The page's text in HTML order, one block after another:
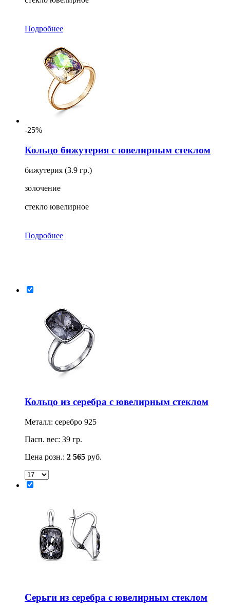
Подробнее
-25%
Кольцо бижутерия с ювелирным стеклом
бижутерия (3.9 гр.)
золочение
стекло ювелирное
Подробнее
Кольцо из серебра с ювелирным стеклом
Металл: серебро 925
Пасп. вес: 39 гр.
Цена розн.: 2 565 руб.
Серьги из серебра с ювелирным стеклом